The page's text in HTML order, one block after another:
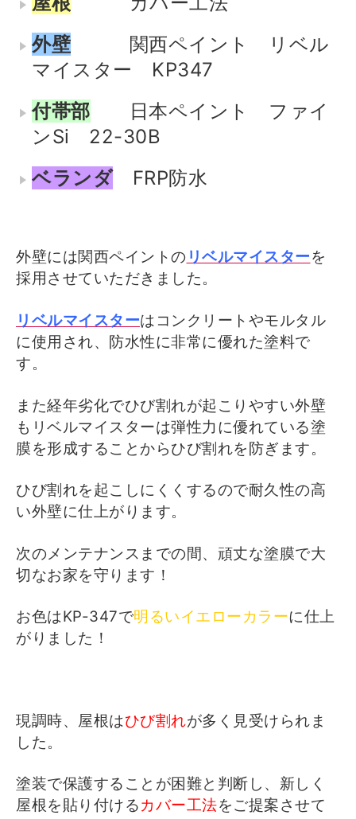
外壁
関西ペイント リベル
マイスター KP347
付帯部
日本ペイント ファイ
ンSi 22-30B
ベランダFRP防水
外壁には関西ペイントの リベルマイスターを
採用させていただきました。
リベルマイスターはコンクリートやモルタル
に使用され、防水性に非常に優れた塗料で
す。
また経年劣化でひび割れが起こりやすい外壁
もリベルマイスターは弾性力に優れている塗
膜を形成することからひび割れを防ぎます。
ひび割れを起こしにくくするので耐久性の高
い外壁に仕上がります。
次のメンテナンスまでの間、頑丈な塗膜で大
切なお家を守ります！
お色はKP-347で明るいイエローカラーに仕上
がりました！
現調時、屋根はひび割れが多く見受けられま
した。
塗装で保護することが困難と判断し、新しく
屋根を貼り付けるカバー工法をご提案させて